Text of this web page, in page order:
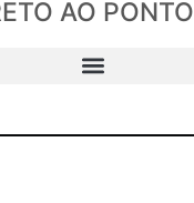
AO PONTO